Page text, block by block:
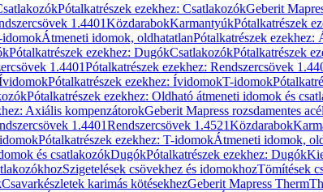
Pótalkatrészek ezekhez: CsatlakozókGeberit
1.4401KözdarabokKarmantyúkPótalkatrészek
idomokÁtmeneti idomok, oldhatatlanPótalkatrészek ezekhez:
Pótalkatrészek ezekhez: DugókCsatlakozókPótalkatrészek
1.4401Pótalkatrészek ezekhez: Rendszercsövek
Pótalkatrészek ezekhez: ÍvidomokT-idomok
Pótalkatrészek ezekhez: Oldható átmeneti idomok és
Axiális kompenzátorokGeberit Mapress rozsdamentes
1.4401Rendszercsövek 1.4521Közdarabok
Pótalkatrészek ezekhez: T-idomokÁtmeneti idomok,
és csatlakozókDugókPótalkatrészek ezekhez: Dugók
Szigetelések csövekhez és idomokhozTömítések
Csavarkészletek karimás kötésekhezGeberit Mapress Therm